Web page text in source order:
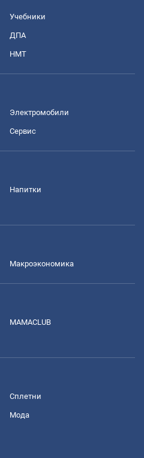
Учебники
ДПА
НМТ
Электромобили
Сервис
Напитки
Mакроэкономика
MAMACLUB
Сплетни
Мода